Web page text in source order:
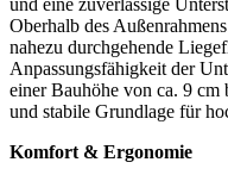
und eine zuverlässige
Oberhalb des
nahezu durchgehende
Anpassungsfähigkeit der
einer Bauhöhe von ca. 9 cm
und stabile Grundlage für
Komfort & Ergonomie